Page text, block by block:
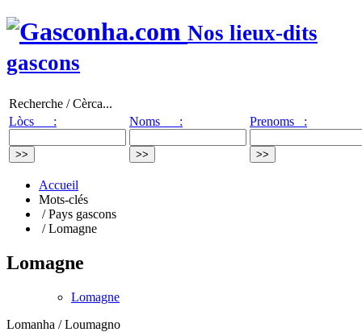
Nos lieux-dits
gascons
Recherche / Cèrca...
Lòcs :
Noms : Prenoms :
Accueil
Mots-clés
/ Pays gascons
/ Lomagne
Lomagne
Lomagne
Lomanha / Loumagno